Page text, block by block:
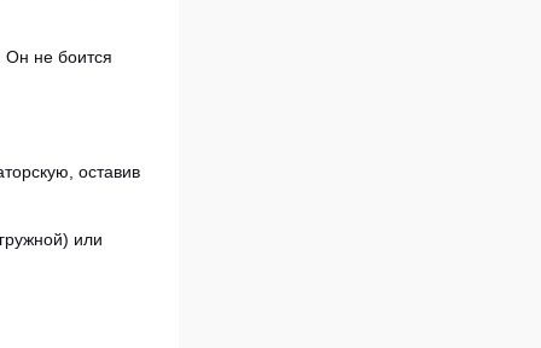
Он не боится
оставив
или